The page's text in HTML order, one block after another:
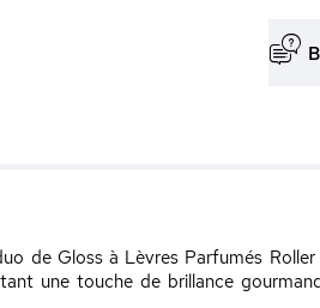
de Gloss à Lèvres Parfumés
une touche de brillance